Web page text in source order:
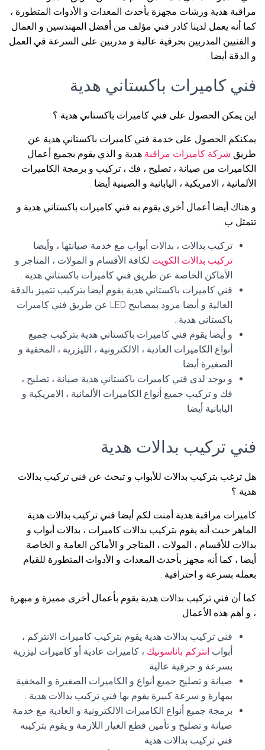
مراقبة هدية ورشات مجهزة بأحدث المعدات و الأدوات المتطورة ،
كما أنه يعمل لدينا كادر فني مؤلف من أفضل المهندسين و العمال
و الفنيين المدربين بحرفية عالية و مدربين على السرعة في العمل
و الدقة أيضا .
فني كاميرات باكستاني هدية
اين يمكن الحصول على فني كاميرات باكستاني هدية ؟
يمكنكم الحصول على خدمة فني كاميرات باكستاني هدية عن
طريق شركة كاميرات مراقبة هدية و الذي يقوم بجميع أعمال
الكاميرات من صيانة ، تصليح ، فك ، تركيب و برمجة الكاميرات
الألمانية ، الامريكية ، اليابانية و الصينية أيضا .
و هناك أيضا أعمال أخرى يقوم به فني كاميرات باكستاني هدية و
تتمثل ب :
تركيب بدالات ، بدالات أبواب مع خدمة صيانتها ، وأيضا
تركيب بدالات الكويت لكافة الأقسام و المولات ، المتاجر و
الأماكن الخاصة عن طريق فني كاميرات باكستاني هدية .
فني كاميرات باكستاني هدية يقوم أيضا بتركيب تتميز بالدقة
العالية و أيضا مزود بمصابيح LED عن طريق فني كاميرات
باكستاني هدية .
و أيضا يقوم فني كاميرات باكستاني هدية بتركيب جميع
أنواع الكاميرات العادية ، الالكترونية ، الليزرية ، المخفية و
الصغيرة أيضا .
و يوجد لدى فني كاميرات باكستاني هدية صيانة ، تصليح ،
فك و تركيب جميع أنواع الكاميرات الألمانية ، الامريكية و
اليابانية أيضا
فني تركيب بدالات هدية
هل ترغب بتركيب بدالات للأبواب و تبحث عن فني تركيب بدالات
هدية ؟
كاميرات مراقبة هدية أمنت لكم أيضا فني تركيب بدالات هدية
الماهر حيث أنه يقوم بتركيب بدالات كاميرات ، بدالات أبواب و
بدالات للأقسام ، المولات ، المتاجر و الأماكن العامة و الخاصة
أيضا ، كما أنه مجهز بأحدث المعدات و الأدوات المتطورة للقيام
بعمله بسرعة و احترافية .
كما أن فني تركيب بدالات هدية يقوم بأعمال أخرى مميزة و مبهرة
، و أهم هذه الأعمال :
فني تركيب بدالات هدية يقوم بتركيب كاميرات الانتركم ،
أبواب انتركم باناسونيك ، كاميرات عادية أو كاميرات ليزرية
بسرعة و حرفية عالية .
صيانة و تصليح جميع أنواع و الكاميرات الصغيرة و المخفية
بمهارة و سرعة كبيرة يقوم بها فني تركيب بدالات هدية .
برمجة جميع أنواع الكاميرات الالكترونية و العادية مع خدمة
صيانة و تصليح و تأمين قطع الغيار اللازمة و يقوم بتركيبه
فني تركيب بدالات هدية .